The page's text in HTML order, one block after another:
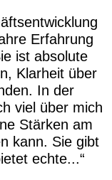
Erfahrung
ist absolute
Klarheit über
In der
viel über mich
Stärken am
kann. Sie gibt
echte...